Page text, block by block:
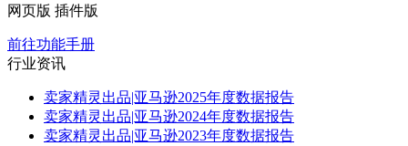
网页版 插件版
前往功能手册
行业资讯
卖家精灵出品|亚马逊2025年度数据报告
卖家精灵出品|亚马逊2024年度数据报告
卖家精灵出品|亚马逊2023年度数据报告